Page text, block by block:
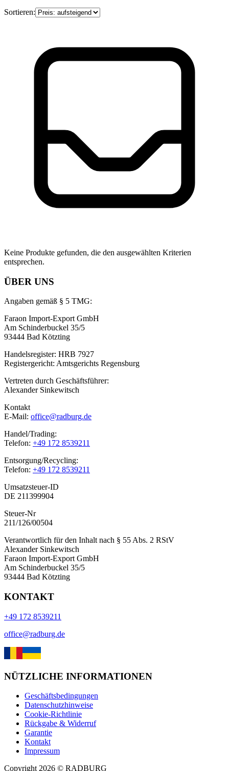
Sortieren:
Keine Produkte gefunden, die den ausgewählten Kriterien
entsprechen.
ÜBER UNS
Angaben gemäß § 5 TMG:
Faraon Import-Export GmbH
Am Schinderbuckel 35/5
93444 Bad Kötzting
Handelsregister: HRB 7927
Registergericht: Amtsgerichts Regensburg
Vertreten durch Geschäftsführer:
Alexander Sinkewitsch
Kontakt
E-Mail: office@radburg.de
Handel/Trading:
Telefon: +49 172 8539211
Entsorgung/Recycling:
Telefon: +49 172 8539211
Umsatzsteuer-ID
DE 211399904
Steuer-Nr
211/126/00504
Verantwortlich für den Inhalt nach § 55 Abs. 2 RStV
Alexander Sinkewitsch
Faraon Import-Export GmbH
Am Schinderbuckel 35/5
93444 Bad Kötzting
KONTAKT
+49 172 8539211
office@radburg.de
NÜTZLICHE INFORMATIONEN
Geschäftsbedingungen
Datenschutzhinweise
Cookie-Richtlinie
Rückgabe & Widerruf
Garantie
Kontakt
Impressum
Copyright 2026 © RADBURG